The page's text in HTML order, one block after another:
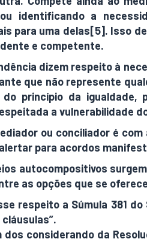
identificando a
para uma delas[5]. Isso
e competente.
dizem respeito à
que não represente
princípio da igualdade,
a vulnerabilidade
ou conciliador é
para acordos
autocompositivos
as opções que se
respeito a Súmula 381
considerando da